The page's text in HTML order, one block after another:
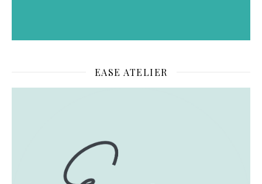
EASE ATELIER